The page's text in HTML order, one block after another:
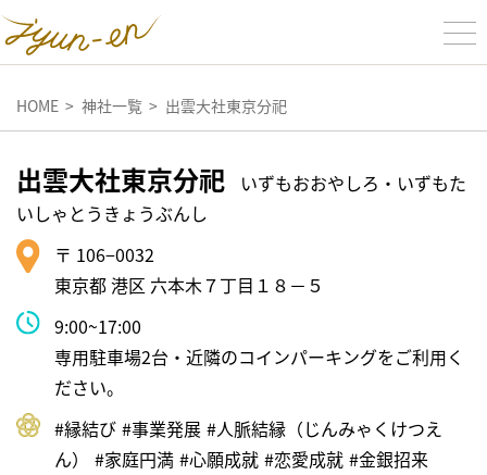
HOME 神社一覧 出雲大社東京分祀
出雲大社東京分祀
いずもおおやしろ・いずもた
いしゃとうきょうぶんし
〒 106−0032
東京都 港区 六本木７丁目１８－５
9:00~17:00
専用駐車場2台・近隣のコインパーキングをご利用く
ださい。
#縁結び #事業発展 #⼈脈結縁（じんみゃくけつえ
ん）
#家庭円満 #⼼願成就 #恋愛成就 #⾦銀招来